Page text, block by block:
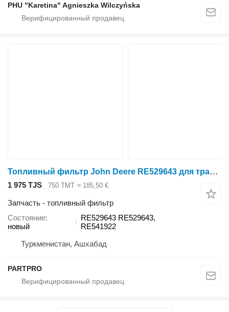
PHU "Karetina" Agnieszka Wilczyńska
Топливный фильтр John Deere RE529643 для трактора колесного John Deere 120D 160D 160G 180G 200D 210 P 210G 210LJ 240D 250 P 250G 270D 290G 310J 310SJ 310TJ 315J 444J 444K 460DC 524K 524K-II 540H 544K 544K-II 548H 624K 624K-II 640G 640H 644K 648G 648H 648HT 670G 672G 710J 710K 748H 748HT 764 850J 1450 1470 1550 1570 1854 1854J 2054 2144G 2154D 2204 2454D 2954D 4045HF280 4045HF287 4045HF289 4045HFG81 4045HFJ85 4045TF276 4045TF277 4045TF280 4045TF281 4045TF290 4730 6068HF485 6068HFG85 6068HFS83 6100D 6110E SALTILLO 6115D 6130D 6140D 6165J 6185J 6530 6630 6830 6930 7130 7230 7330 7430E 7530E 7630 7715 7730 7815 7830 7930 9470 STS 9540 9560 9560 STS 9570 STS 9580 C100 C110 C230 C240 C440 R230 S540 S550 T550 W80 W210 W230 W540 W550 W650 WL56 Y110 Y115 Y210 Y215
1 975 TJS 750 ТМТ ≈ 185,50 €
Запчасть - топливный фильтр
Состояние
новый
RE529643 RE529643,
RE541922
Туркменистан, Ашхабад
PARTPRO